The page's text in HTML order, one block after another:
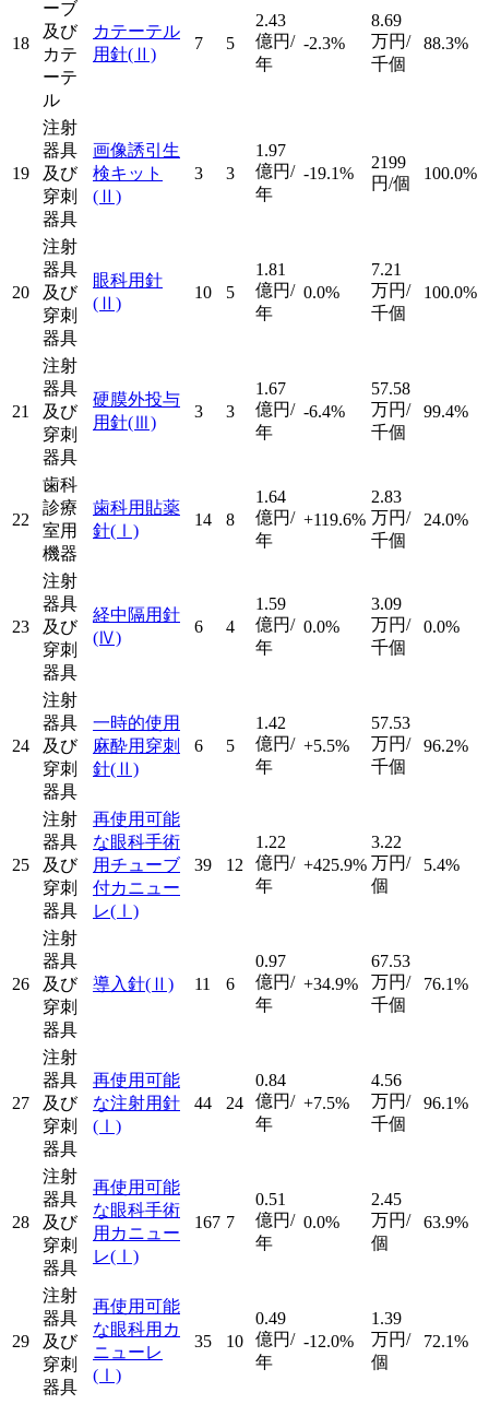
18
ーブ
及び
カテ
ーテ
ル
カテーテル
用針(Ⅱ)
7 5
2.43
億円/
年
-2.3%
8.69
万円/
千個
88.3%
19
注射
器具
及び
穿刺
器具
画像誘引生
検キット
(Ⅱ)
3 3
1.97
億円/
年
-19.1%
2199
円/個
100.0%
20
注射
器具
及び
穿刺
器具
眼科用針
(Ⅱ)
10 5
1.81
億円/
年
0.0%
7.21
万円/
千個
100.0%
21
注射
器具
及び
穿刺
器具
硬膜外投与
用針(Ⅲ)
3 3
1.67
億円/
年
-6.4%
57.58
万円/
千個
99.4%
22
歯科
診療
室用
機器
歯科用貼薬
針(Ⅰ)
14 8
1.64
億円/
年
+119.6%
2.83
万円/
千個
24.0%
23
注射
器具
及び
穿刺
器具
経中隔用針
(Ⅳ)
6 4
1.59
億円/
年
0.0%
3.09
万円/
千個
0.0%
24
注射
器具
及び
穿刺
器具
一時的使用
麻酔用穿刺
針(Ⅱ)
6 5
1.42
億円/
年
+5.5%
57.53
万円/
千個
96.2%
25
注射
器具
及び
穿刺
器具
再使用可能
な眼科手術
用チューブ
付カニュー
レ(Ⅰ)
39 12
1.22
億円/
年
+425.9%
3.22
万円/
個
5.4%
26
注射
器具
及び
穿刺
器具
導入針(Ⅱ) 11 6
0.97
億円/
年
+34.9%
67.53
万円/
千個
76.1%
27
注射
器具
及び
穿刺
器具
再使用可能
な注射用針
(Ⅰ)
44 24
0.84
億円/
年
+7.5%
4.56
万円/
千個
96.1%
28
注射
器具
及び
穿刺
器具
再使用可能
な眼科手術
用カニュー
レ(Ⅰ)
167 7
0.51
億円/
年
0.0%
2.45
万円/
個
63.9%
29
注射
器具
及び
穿刺
器具
再使用可能
な眼科用カ
ニューレ
(Ⅰ)
35 10
0.49
億円/
年
-12.0%
1.39
万円/
個
72.1%